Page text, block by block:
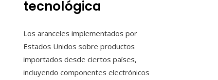
tecnológica
Los aranceles implementados por
Estados Unidos sobre productos
importados desde ciertos países,
incluyendo componentes electrónicos